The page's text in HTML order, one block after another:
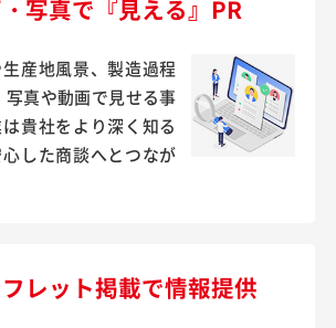
写真で『見える』PR
産地風景、製造過程
写真や動画で見せる事
貴社をより深く知る
した商談へとつなが
レット掲載で情報提供